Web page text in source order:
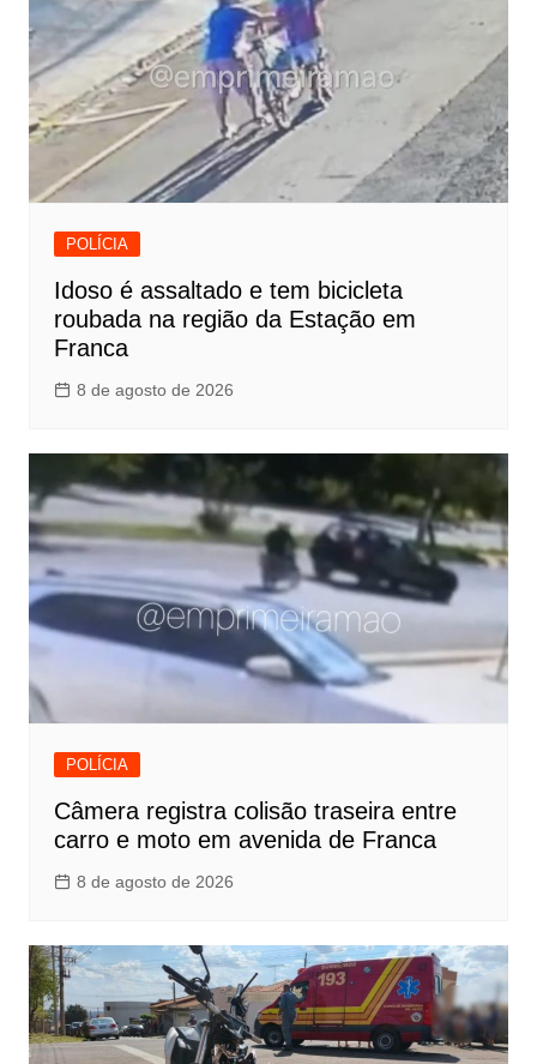
POLÍCIA
Idoso é assaltado e tem bicicleta
roubada na região da Estação em
Franca
8 de agosto de 2026
POLÍCIA
Câmera registra colisão traseira entre
carro e moto em avenida de Franca
8 de agosto de 2026